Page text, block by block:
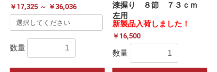
￥17,325 ～ ￥36,036
数量
漆握り ８節 ７３ｃｍ
左用
新製品入荷しました！
￥16,500
数量